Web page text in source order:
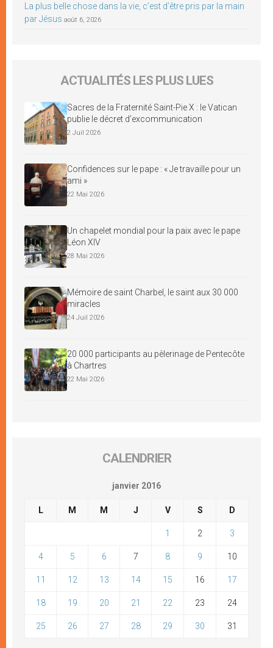
La plus belle chose dans la vie, c’est d’être pris par la main
par Jésus août 6, 2026
ACTUALITÉS LES PLUS LUES
Sacres de la Fraternité Saint-Pie X : le Vatican
publie le décret d’excommunication
2 Juil 2026
Confidences sur le pape : « Je travaille pour un
ami »
22 Mai 2026
Un chapelet mondial pour la paix avec le pape
Léon XIV
28 Mai 2026
Mémoire de saint Charbel, le saint aux 30 000
miracles
24 Juil 2026
20 000 participants au pèlerinage de Pentecôte
à Chartres
22 Mai 2026
CALENDRIER
janvier 2016
L M M J V S D
1 2 3
4 5 6 7 8 9 10
11 12 13 14 15 16 17
18 19 20 21 22 23 24
25 26 27 28 29 30 31